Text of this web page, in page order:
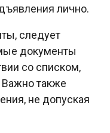
лично.
следует
документы
со списком,
Важно также
не допуская